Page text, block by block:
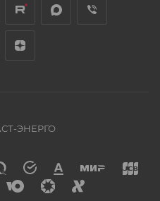
ЭНЕРГО